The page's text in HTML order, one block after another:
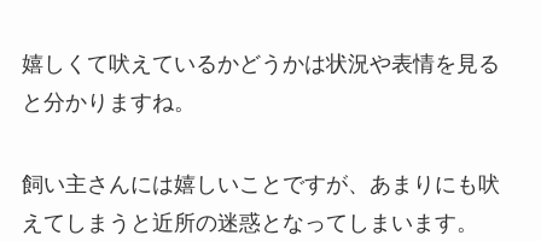
嬉しくて吠えているかどうかは状況や表情を見る
と分かりますね。
飼い主さんには嬉しいことですが、あまりにも吠
えてしまうと近所の迷惑となってしまいます。